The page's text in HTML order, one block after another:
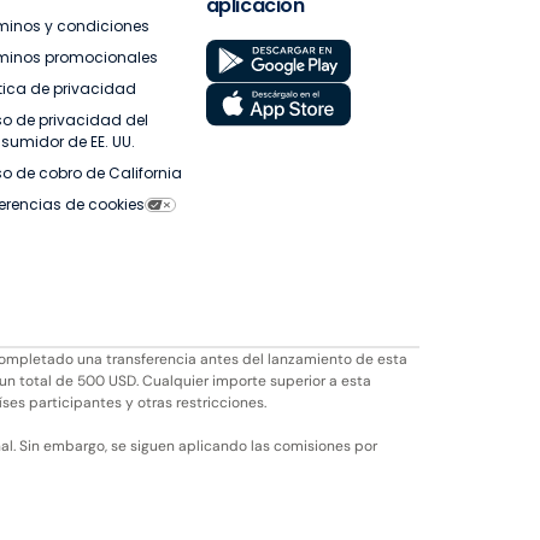
y condiciones
promocionales
de privacidad
de privacidad del
de EE. UU.
de cobro de California
de cookies
una transferencia antes del lanzamiento de esta
total de 500 USD. Cualquier importe superior a esta
participantes y otras restricciones.
Sin embargo, se siguen aplicando las comisiones por